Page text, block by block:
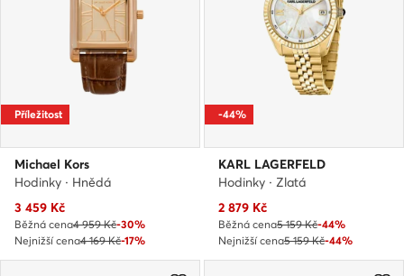
Příležitost
Michael Kors
Hodinky · Hnědá
Aktuální cena
3 459 Kč
Běžná cena4 959 Kč-30%
Nejnižší cena4 169 Kč-17%
-44%
KARL LAGERFELD
Hodinky · Zlatá
Aktuální cena
2 879 Kč
Běžná cena5 159 Kč-44%
Nejnižší cena5 159 Kč-44%